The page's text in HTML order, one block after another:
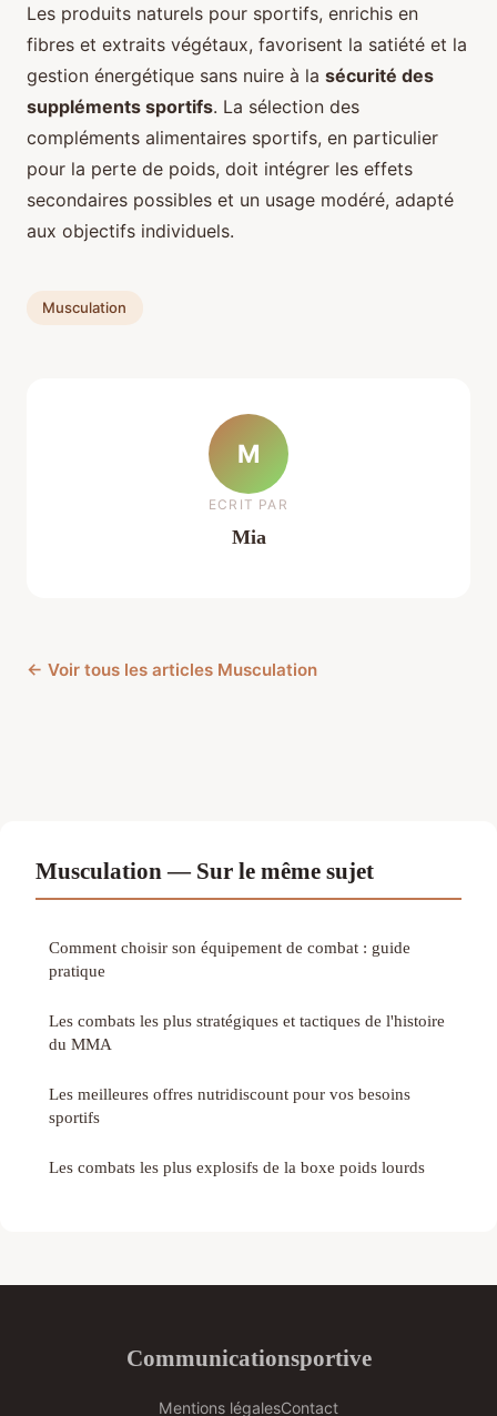
Les produits naturels pour sportifs, enrichis en
fibres et extraits végétaux, favorisent la satiété et la
gestion énergétique sans nuire à la sécurité des
suppléments sportifs. La sélection des
compléments alimentaires sportifs, en particulier
pour la perte de poids, doit intégrer les effets
secondaires possibles et un usage modéré, adapté
aux objectifs individuels.
Musculation
M
ECRIT PAR
Mia
← Voir tous les articles Musculation
Musculation — Sur le même sujet
Comment choisir son équipement de combat : guide
pratique
Les combats les plus stratégiques et tactiques de l'histoire
du MMA
Les meilleures offres nutridiscount pour vos besoins
sportifs
Les combats les plus explosifs de la boxe poids lourds
Communicationsportive
Mentions légalesContact